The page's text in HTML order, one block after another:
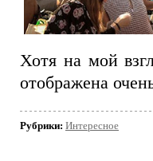
Хотя на мой
отображена
Рубрики: Интересное